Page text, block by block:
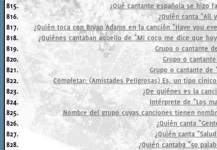
815.
¿Qué cantante española se hizo
816.
¿Quién canta "All
817.
¿Quién toca con Bryan Adams en la canción "Have you
818.
¿Quiénes cantaban aquello de "Mi coco me dice que
819.
Grupo o cantante
820.
Grupo o
821.
Grupo o cantante de
822.
Completar: (Amistades Peligrosas) Es, un tipo
823.
¿De quiénes es la
824.
Intérprete de "Los
825.
Nombre del grupo cuyas canciones tienen
826.
¿Quién canta
827.
¿Quién canta
828.
¿Quién cantaba "50